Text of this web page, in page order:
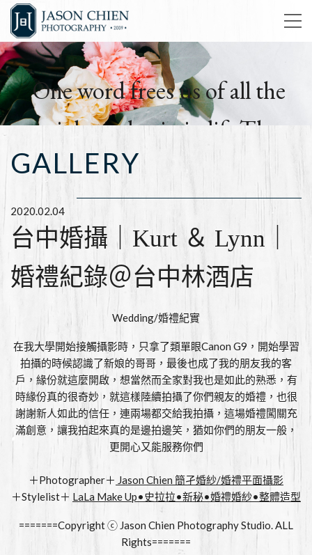
One word frees us of all the
weight and pain in life.That
word is love.
簡孑影像工作室
GALLERY
2020.02.04
台中婚攝｜Kurt ＆ Lynn｜
婚禮紀錄＠台中林酒店
Wedding/婚禮紀實
在我大學開始接觸攝影時，只拿了類單眼Canon G9，開始學習
拍攝的時候認識了新娘的哥哥，最後也成了我的朋友我的客
戶，緣份就這麼開啟，想當然而全家對我也是如此的熟悉，有
時緣份真的很奇妙，就這樣陸續拍攝了你們親友的婚禮，也很
謝謝新人如此的信任，連兩場都交給我拍攝，這場婚禮闖關充
滿創意，讓我拍起來真的是邊拍邊笑，猶如你們的朋友一般，
更開心又能服務你們
＋Photographer＋ Jason Chien 簡孑婚紗/婚禮平面攝影
＋Stylelist＋ LaLa Make Up•史拉拉•新秘•婚禮婚紗•整體造型
=======Copyright ⓒ Jason Chien Photography Studio. ALL
Rights=======